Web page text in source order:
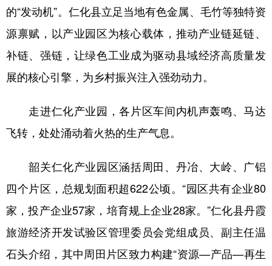
多语种频道
English Español Français عربى
Русский язык 日本語
Deutsch Português
的“发动机”。仁化县立足当地有色金属、毛竹等独特资
源禀赋，以产业园区为核心载体，推动产业链延链、
补链、强链，让绿色工业成为驱动县域经济高质量发
展的核心引擎，为乡村振兴注入强劲动力。
走进仁化产业园，各片区车间内机声轰鸣、马达
飞转，处处涌动着火热的生产气息。
韶关仁化产业园区涵括周田、丹冶、大岭、广铝
四个片区，总规划面积超622公顷。“园区共有企业80
家，投产企业57家，培育规上企业28家。”仁化县丹霞
旅游经济开发试验区管理委员会党组成员、副主任温
石头介绍，其中周田片区致力构建“资源—产品—再生